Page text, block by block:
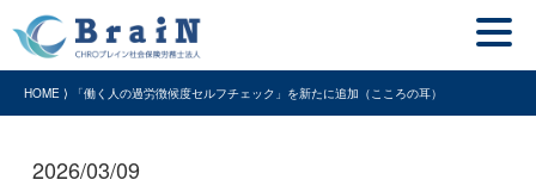
HOME ⟩ 「働く人の過労徴候度セルフチェック」を新たに追加（こころの耳）
2026/03/09